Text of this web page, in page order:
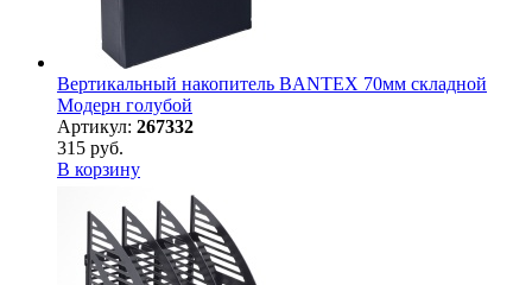
Вертикальный накопитель BANTEX 70мм складной
Модерн голубой
Артикул: 267332
315 руб.
В корзину